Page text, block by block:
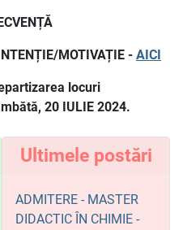
MOTIVAȚIE - AICI
locuri
20 IULIE 2024.
Ultimele postări
ADMITERE - MASTER
DIDACTIC ÎN CHIMIE -